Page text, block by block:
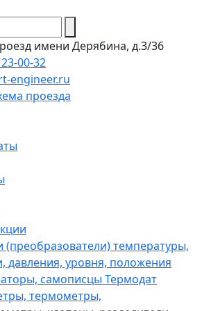
имени Дерябина, д.3/36
00-32
engineer.ru
проезда
(преобразователи) температуры,
давления, уровня, положения
самописцы Термодат
термометры,